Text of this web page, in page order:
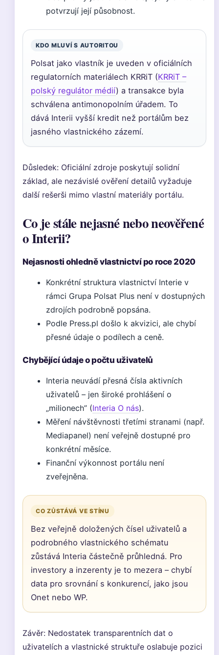
potvrzují její působnost.
KDO MLUVÍ S AUTORITOU
Polsat jako vlastník je uveden v oficiálních
regulatorních materiálech KRRiT (KRRiT –
polský regulátor médií) a transakce byla
schválena antimonopolním úřadem. To
dává Interii vyšší kredit než portálům bez
jasného vlastnického zázemí.
Důsledek: Oficiální zdroje poskytují solidní
základ, ale nezávislé ověření detailů vyžaduje
další rešerši mimo vlastní materiály portálu.
Co je stále nejasné nebo neověřené
o Interii?
Nejasnosti ohledně vlastnictví po roce 2020
Konkrétní struktura vlastnictví Interie v
rámci Grupa Polsat Plus není v dostupných
zdrojích podrobně popsána.
Podle Press.pl došlo k akvizici, ale chybí
přesné údaje o podílech a ceně.
Chybějící údaje o počtu uživatelů
Interia neuvádí přesná čísla aktivních
uživatelů – jen široké prohlášení o
„milionech” (Interia O nás).
Měření návštěvnosti třetími stranami (např.
Mediapanel) není veřejně dostupné pro
konkrétní měsíce.
Finanční výkonnost portálu není
zveřejněna.
CO ZŮSTÁVÁ VE STÍNU
Bez veřejně doložených čísel uživatelů a
podrobného vlastnického schématu
zůstává Interia částečně průhledná. Pro
investory a inzerenty je to mezera – chybí
data pro srovnání s konkurencí, jako jsou
Onet nebo WP.
Závěr: Nedostatek transparentních dat o
uživatelích a vlastnické struktuře oslabuje pozici